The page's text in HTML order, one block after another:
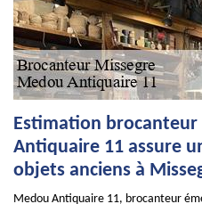
Estimation brocanteur
Antiquaire 11 assure
objets anciens à
Medou Antiquaire 11, brocanteur